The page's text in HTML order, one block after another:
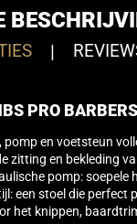
|
PRO
pomp en voetsteun
zitting en bekleding
pomp:
een stoel die
het knippen,